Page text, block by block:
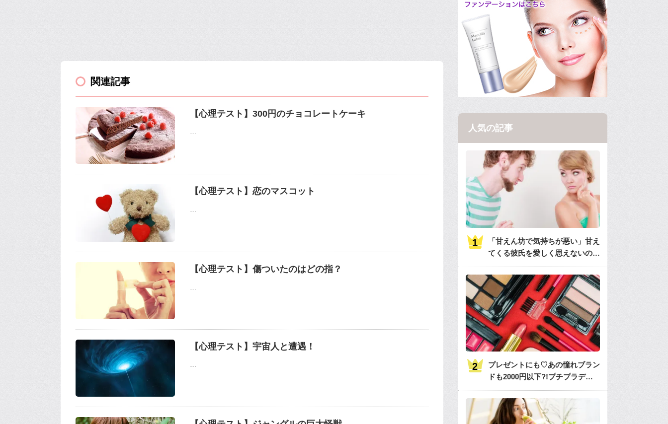
関連記事
【心理テスト】300円のチョコレートケーキ
…
【心理テスト】恋のマスコット
…
【心理テスト】傷ついたのはどの指？
【心理テスト】宇宙人と遭遇！
人気の記事
「甘えん坊で気持ちが悪い」甘え
てくる彼氏を愛しく思えないのは
何故？
プレゼントにも♡あの憧れブラン
ドも2000円以下?!プチプラデパ
コス36選大特集♡